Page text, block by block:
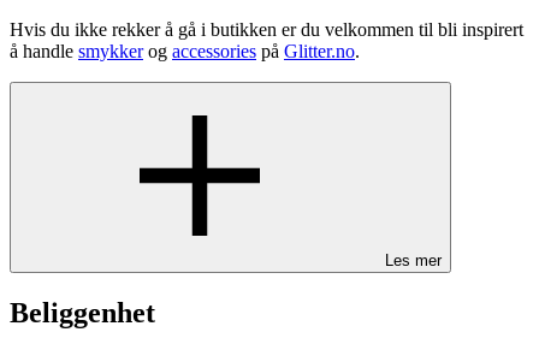
Hvis du ikke rekker å gå i butikken er du velkommen til bli inspirert
å handle smykkerog accessories på Glitter.no.
Les mer
Beliggenhet